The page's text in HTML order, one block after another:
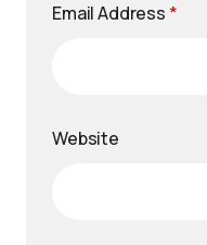
Email Address *
Website